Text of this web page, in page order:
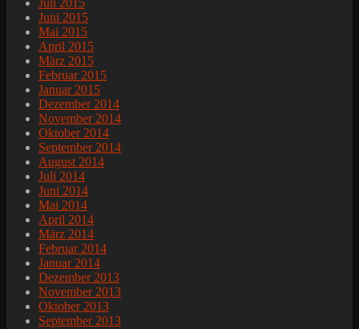
Juli 2015
Juni 2015
Mai 2015
April 2015
März 2015
Februar 2015
Januar 2015
Dezember 2014
November 2014
Oktober 2014
September 2014
August 2014
Juli 2014
Juni 2014
Mai 2014
April 2014
März 2014
Februar 2014
Januar 2014
Dezember 2013
November 2013
Oktober 2013
September 2013